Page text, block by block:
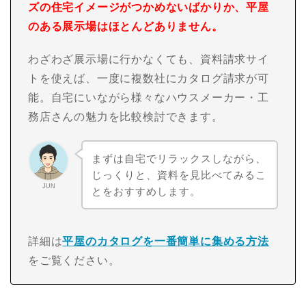
ズの住宅イメージがつかめないばかりか、平屋
のある展示場はほとんどありません。
わざわざ展示場に行かなくても、資料請求サイ
トを使えば、一度に複数社にカタログ請求が可
能。自宅にいながら様々なハウスメーカー・工
務店さんの魅力を比較検討できます。
JUN
まずは自宅でリラックスしながら、
じっくりと、資料を見比べてみるこ
とをおすすめします。
詳細は平屋のカタログを一番簡単に集める方法
をご覧ください。